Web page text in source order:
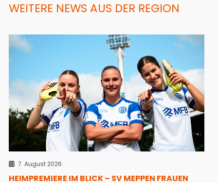
WEITERE NEWS AUS DER REGION
7. August 2026
HEIMPREMIERE IM BLICK – SV MEPPEN FRAUEN